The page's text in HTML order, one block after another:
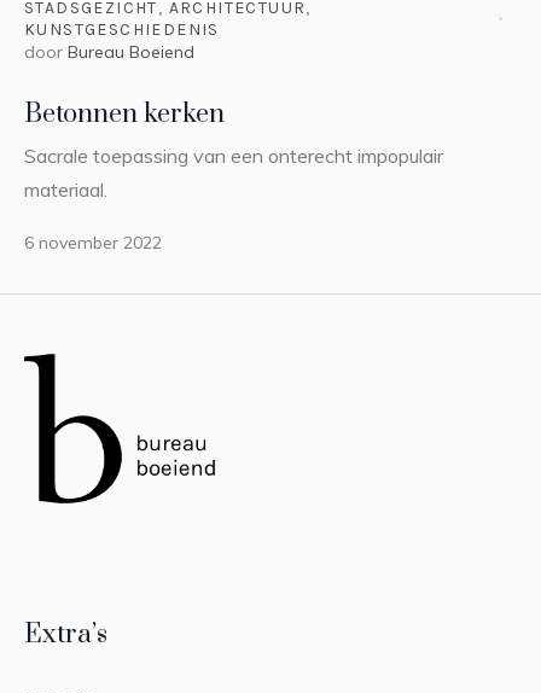
STADSGEZICHT, ARCHITECTUUR,
KUNSTGESCHIEDENIS
door Bureau Boeiend
Betonnen kerken
Sacrale toepassing van een onterecht impopulair
materiaal.
6 november 2022
Extra’s